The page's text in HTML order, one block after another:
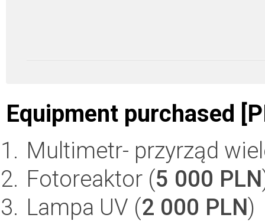
Equipment purchased
Multimetr- przyrząd
Fotoreaktor (5 000 PLN
Lampa UV (2 000 PLN)